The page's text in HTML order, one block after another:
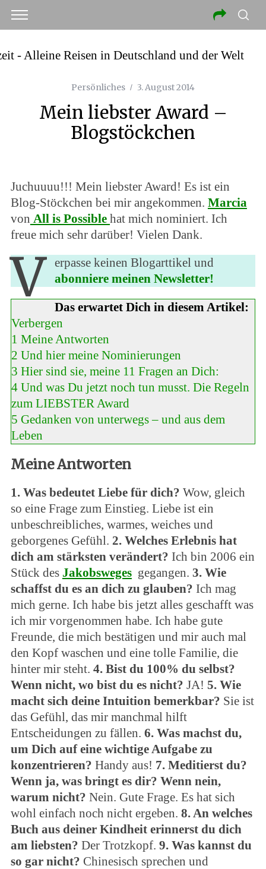
Persönliches 3. August 2014
Mein liebster Award –
Blogstöckchen
Juchuuuu!!! Mein liebster Award! Es ist ein
Blog-Stöckchen bei mir angekommen. Marcia
von All is Possible hat mich nominiert. Ich
freue mich sehr darüber! Vielen Dank.
V
erpasse keinen Blogarttikel und
abonniere meinen Newsletter!
Das erwartet Dich in diesem Artikel:
Verbergen
1 Meine Antworten
2 Und hier meine Nominierungen
3 Hier sind sie, meine 11 Fragen an Dich:
4 Und was Du jetzt noch tun musst. Die Regeln
zum LIEBSTER Award
5 Gedanken von unterwegs – und aus dem
Leben
Meine Antworten
1. Was bedeutet Liebe für dich? Wow, gleich
so eine Frage zum Einstieg. Liebe ist ein
unbeschreibliches, warmes, weiches und
geborgenes Gefühl. 2. Welches Erlebnis hat
dich am stärksten verändert? Ich bin 2006 ein
Stück des Jakobswegesgegangen. 3. Wie
schaffst du es an dich zu glauben? Ich mag
mich gerne. Ich habe bis jetzt alles geschafft was
ich mir vorgenommen habe. Ich habe gute
Freunde, die mich bestätigen und mir auch mal
den Kopf waschen und eine tolle Familie, die
hinter mir steht. 4. Bist du 100% du selbst?
Wenn nicht, wo bist du es nicht? JA! 5. Wie
macht sich deine Intuition bemerkbar? Sie ist
das Gefühl, das mir manchmal hilft
Entscheidungen zu fällen. 6. Was machst du,
um Dich auf eine wichtige Aufgabe zu
konzentrieren? Handy aus! 7. Meditierst du?
Wenn ja, was bringt es dir? Wenn nein,
warum nicht? Nein. Gute Frage. Es hat sich
wohl einfach noch nicht ergeben. 8. An welches
Buch aus deiner Kindheit erinnerst du dich
am liebsten? Der Trotzkopf. 9. Was kannst du
so gar nicht? Chinesisch sprechen und